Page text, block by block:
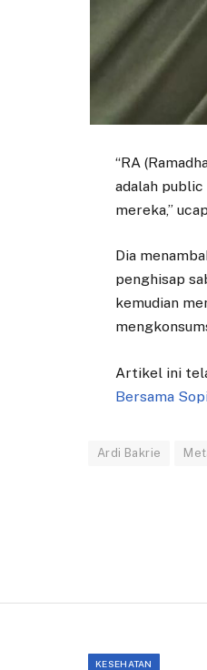
“RA
adalah
mereka,”
Dia
penghisap
kemudian
Artikel ini
Bersama
Ardi Bakrie
KESEHATAN